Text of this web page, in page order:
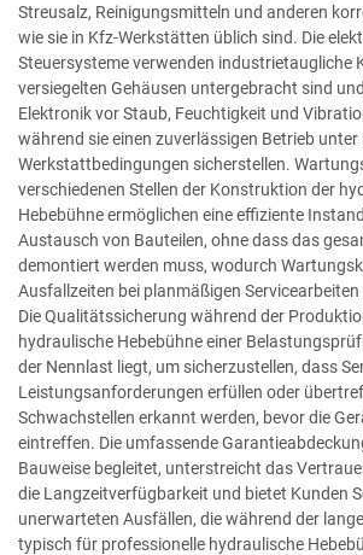
Streusalz, Reinigungsmitteln und anderen
wie sie in Kfz-Werkstätten üblich sind. Die
Steuersysteme verwenden industrietaugliche
versiegelten Gehäusen untergebracht sind
Elektronik vor Staub, Feuchtigkeit und
während sie einen zuverlässigen Betrieb
Werkstattbedingungen sicherstellen.
verschiedenen Stellen der Konstruktion der
Hebebühne ermöglichen eine effiziente
Austausch von Bauteilen, ohne dass das
demontiert werden muss, wodurch
Ausfallzeiten bei planmäßigen
Die Qualitätssicherung während der
hydraulische Hebebühne einer
der Nennlast liegt, um sicherzustellen, dass
Leistungsanforderungen erfüllen oder
Schwachstellen erkannt werden, bevor die
eintreffen. Die umfassende
Bauweise begleitet, unterstreicht das
die Langzeitverfügbarkeit und bietet Kunden
unerwarteten Ausfällen, die während der
typisch für professionelle hydraulische